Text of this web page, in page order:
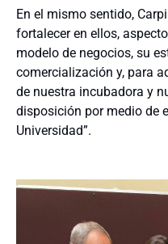
En el mismo sentido,
fortalecer en ellos,
modelo de negocios, su
comercialización y, para
de nuestra incubadora y
disposición por medio de
Universidad”.